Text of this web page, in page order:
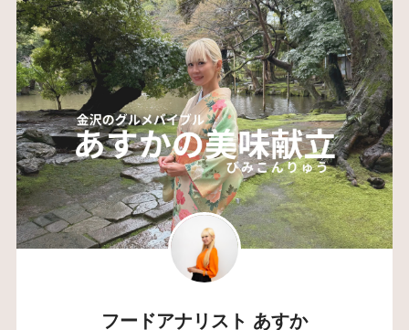
フードアナリスト あすか